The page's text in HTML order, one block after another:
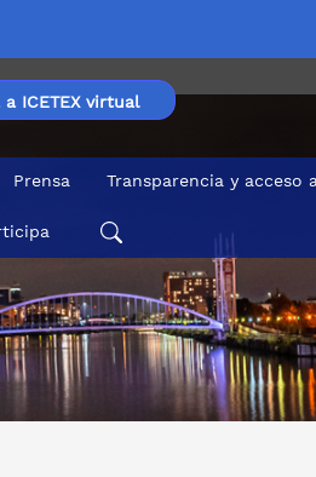
a ICETEX virtual
Prensa Transparencia y